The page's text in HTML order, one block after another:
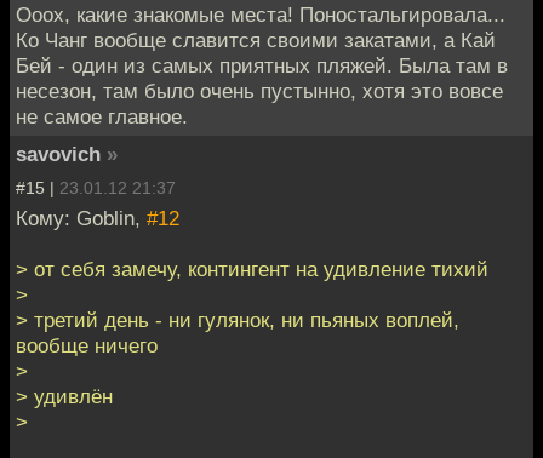
Ооох, какие знакомые места! Поностальгировала...
Ко Чанг вообще славится своими закатами, а Кай
Бей - один из самых приятных пляжей. Была там в
несезон, там было очень пустынно, хотя это вовсе
не самое главное.
savovich »
#15 | 23.01.12 21:37
Кому: Goblin, #12
> от себя замечу, контингент на удивление тихий
>
> третий день - ни гулянок, ни пьяных воплей,
вообще ничего
>
> удивлён
>